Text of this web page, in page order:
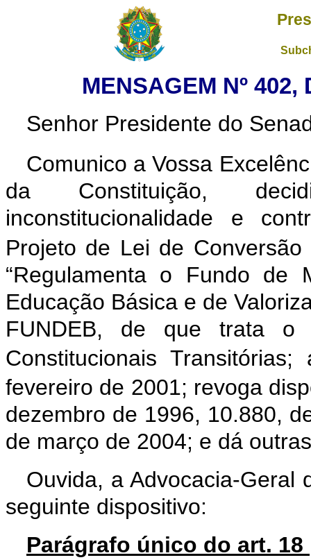
MENSAGEM Nº 402,
Senhor Presidente do
Comunico a Vossa
da Constituição,
inconstitucionalidade e
Projeto de Lei de Conversão
“Regulamenta o Fundo de
Educação Básica e de
FUNDEB, de que trata
Constitucionais
fevereiro de 2001; revoga
dezembro de 1996, 10.880,
de março de 2004; e dá
Ouvida, a Advocacia-Geral
seguinte dispositivo:
Parágrafo único do art. 18